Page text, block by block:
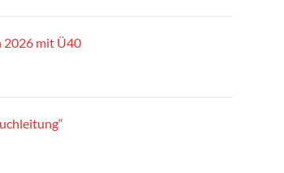
2026 mit Ü40